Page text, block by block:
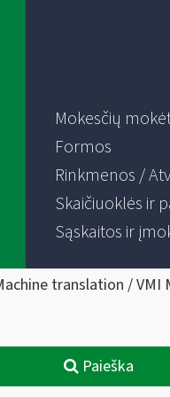
Mokesčių
Formos
Rinkmenos /
Skaičiuoklės ir
Sąskaitos ir
translation /
Paieška